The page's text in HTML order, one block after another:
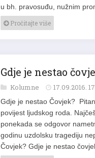
u bh. pravosuđu, nužnim
Pročitajte više
Gdje je nestao
Kolumne 17.09.2016.
Gdje je nestao Čovjek?
povijest ljudskog roda.
ponekada se odgovor
godinu uzdolsku tragediju
Čovjek? Gdje je nestao